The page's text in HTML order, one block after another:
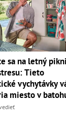
sa na letný
Tieto
vychytávky
miesto v